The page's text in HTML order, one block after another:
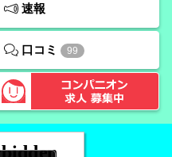
速報
口コミ 99